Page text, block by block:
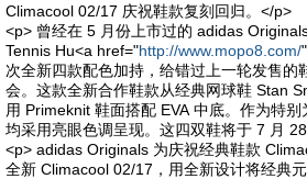
Climacool 02/17 庆祝鞋款复刻回归。</p>
<p> 曾经在 5 月份上市过的 adidas Originals = Pharrell Williams
Tennis Hu<a href="http://www.mopo8.com/
次全新四款配色加持，给错过上一轮发售的
会。这款全新合作鞋款从经典网球鞋 Stan
用 Primeknit 鞋面搭配 EVA 中底。作为特别
均采用亮眼色调呈现。这四双鞋将于 7 月
<p> adidas Originals 为庆祝经典鞋款 Climacool 复刻回归，特意打造
全新 Climacool 02/17，用全新设计将经典